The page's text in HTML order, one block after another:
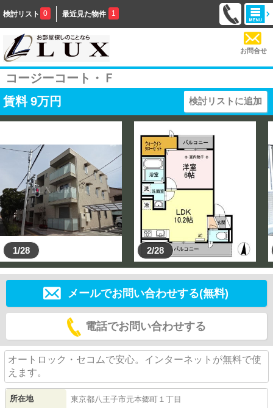
検討リスト 0 最近見た物件 1
お問合せ
コージーコート・Ｆ
賃料 9万円 検討リストに追加
1/28 2/28
メールでお問い合わせする(無料)
電話でお問い合わせする
オートロック・セコムで安心。インターネットが無料で使
えます。
所在地 東京都八王子市元本郷町 １丁目